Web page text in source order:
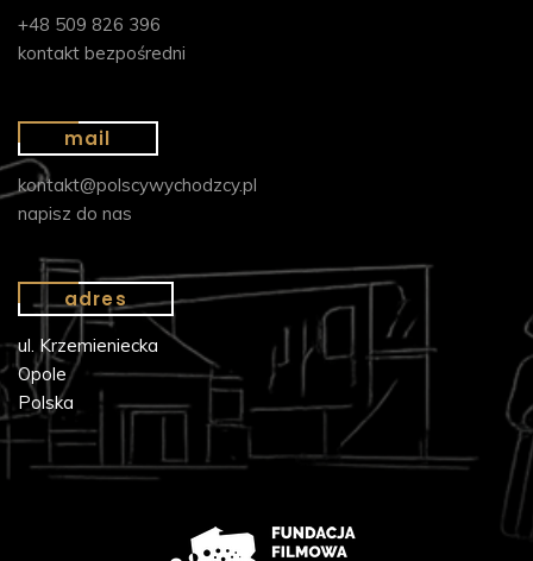
+48 509 826 396
kontakt bezpośredni
mail
kontakt@polscywychodzcy.pl
napisz do nas
adres
ul. Krzemieniecka
Opole
Polska